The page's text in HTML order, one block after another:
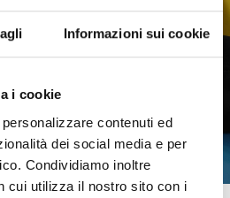
Informazioni sui cookie
i cookie
contenuti ed
dei social media e per
Condividiamo inoltre
cui utilizza il nostro sito con i